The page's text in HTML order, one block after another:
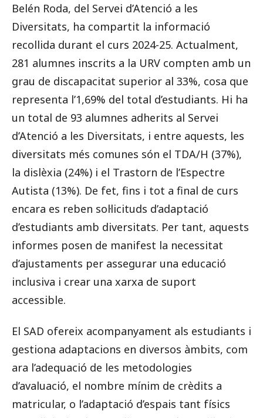
Belén Roda, del Servei d’Atenció a les
Diversitats, ha compartit la informació
recollida durant el curs 2024-25. Actualment,
281 alumnes inscrits a la URV compten amb un
grau de discapacitat superior al 33%, cosa que
representa l’1,69% del total d’estudiants. Hi ha
un total de 93 alumnes adherits al Servei
d’Atenció a les Diversitats, i entre aquests, les
diversitats més comunes són el TDA/H (37%),
la dislèxia (24%) i el Trastorn de l’Espectre
Autista (13%). De fet, fins i tot a final de curs
encara es reben sol·licituds d’adaptació
d’estudiants amb diversitats. Per tant, aquests
informes posen de manifest la necessitat
d’ajustaments per assegurar una educació
inclusiva i crear una xarxa de suport
accessible.
El SAD ofereix acompanyament als estudiants i
gestiona adaptacions en diversos àmbits, com
ara l’adequació de les metodologies
d’avaluació, el nombre mínim de crèdits a
matricular, o l’adaptació d’espais tant físics